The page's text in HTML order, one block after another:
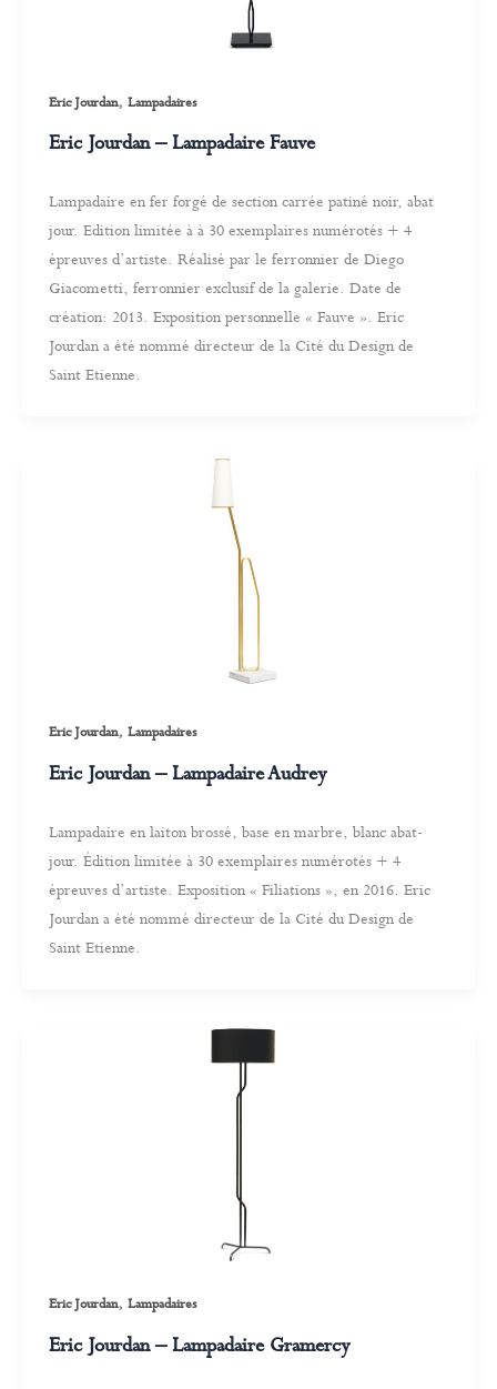
Eric Jourdan, Lampadaires
Eric Jourdan – Lampadaire Fauve
Lampadaire en fer forgé de section carrée patiné noir, abat
jour. Edition limitée à à 30 exemplaires numérotés + 4
épreuves d’artiste. Réalisé par le ferronnier de Diego
Giacometti, ferronnier exclusif de la galerie. Date de
création: 2013. Exposition personnelle « Fauve ». Eric
Jourdan a été nommé directeur de la Cité du Design de
Saint Etienne.
Eric Jourdan, Lampadaires
Eric Jourdan – Lampadaire Audrey
Lampadaire en laiton brossé, base en marbre, blanc abat-
jour. Édition limitée à 30 exemplaires numérotés + 4
épreuves d’artiste. Exposition « Filiations », en 2016. Eric
Jourdan a été nommé directeur de la Cité du Design de
Saint Etienne.
Eric Jourdan, Lampadaires
Eric Jourdan – Lampadaire Gramercy